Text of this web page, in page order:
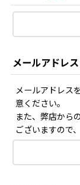
メールアドレス
メールアドレス
意ください。
また、弊店から
ございますので